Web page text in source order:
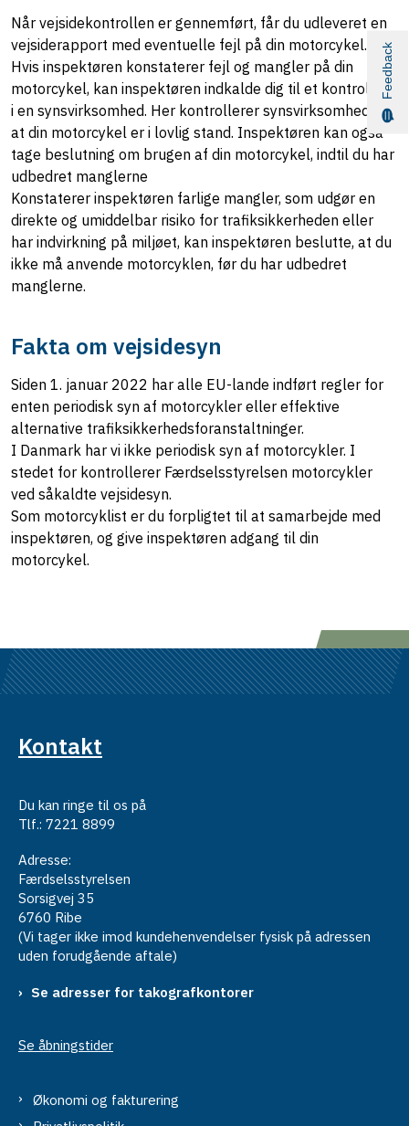
Når vejsidekontrollen er gennemført, får du udleveret en
vejsiderapport med eventuelle fejl på din motorcykel.
Hvis inspektøren konstaterer fejl og mangler på din
motorcykel, kan inspektøren indkalde dig til et kontrolsyn
i en synsvirksomhed. Her kontrollerer synsvirksomheden,
at din motorcykel er i lovlig stand. Inspektøren kan også
tage beslutning om brugen af din motorcykel, indtil du har
udbedret manglerne
Konstaterer inspektøren farlige mangler, som udgør en
direkte og umiddelbar risiko for trafiksikkerheden eller
har indvirkning på miljøet, kan inspektøren beslutte, at du
ikke må anvende motorcyklen, før du har udbedret
manglerne.
Fakta om vejsidesyn
Siden 1. januar 2022 har alle EU-lande indført regler for
enten periodisk syn af motorcykler eller effektive
alternative trafiksikkerhedsforanstaltninger.
I Danmark har vi ikke periodisk syn af motorcykler. I
stedet for kontrollerer Færdselsstyrelsen motorcykler
ved såkaldte vejsidesyn.
Som motorcyklist er du forpligtet til at samarbejde med
inspektøren, og give inspektøren adgang til din
motorcykel.
Kontakt
Du kan ringe til os på
Tlf.: 7221 8899
Adresse:
Færdselsstyrelsen
Sorsigvej 35
6760 Ribe
(Vi tager ikke imod kundehenvendelser fysisk på adressen
uden forudgående aftale)
Se adresser for takografkontorer
Se åbningstider
Økonomi og fakturering
Feedback